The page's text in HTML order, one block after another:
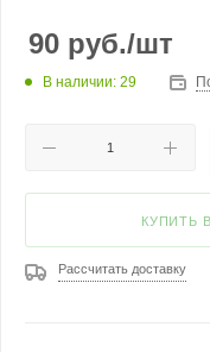
90 руб./шт
В наличии: 29
КУПИТЬ
Рассчитать доставку